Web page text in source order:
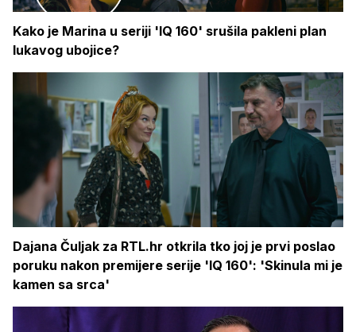
Kako je Marina u seriji 'IQ 160' srušila pakleni plan
lukavog ubojice?
Dajana Čuljak za RTL.hr otkrila tko joj je prvi poslao
poruku nakon premijere serije 'IQ 160': 'Skinula mi je
kamen sa srca'